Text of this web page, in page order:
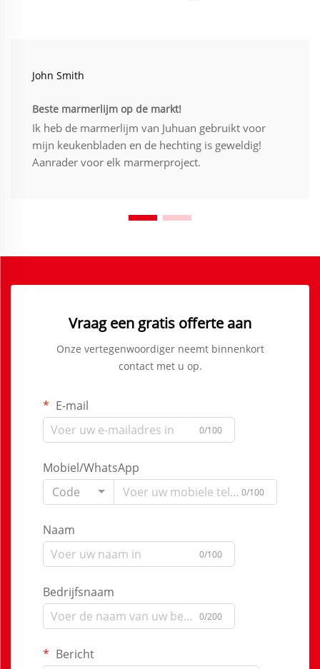
John Smith
Beste marmerlijm op de markt!
Ik heb de marmerlijm van Juhuan gebruikt voor
mijn keukenbladen en de hechting is geweldig!
Aanrader voor elk marmerproject.
Vraag een gratis offerte aan
Onze vertegenwoordiger neemt binnenkort
contact met u op.
E-mail
0/100
Mobiel/WhatsApp
Code
0/100
Naam
0/100
Bedrijfsnaam
0/200
Bericht